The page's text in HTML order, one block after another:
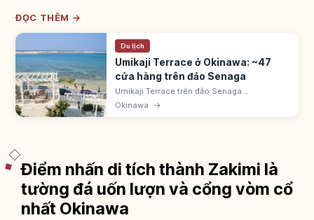
ĐỌC THÊM →
Du lịch
Umikaji Terrace ở Okinawa: ~47
cửa hàng trên đảo Senaga
Umikaji Terrace trên đảo Senaga
(Tomigusuku, Okinawa) cách sân bay Naha
Okinawa →
Điểm nhấn di tích thành Zakimi là
tường đá uốn lượn và cổng vòm cổ
nhất Okinawa